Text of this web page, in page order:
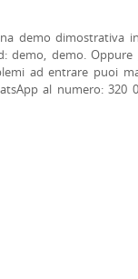
demo dimostrativa
demo, demo. Oppure
ad entrare puoi
al numero: 320